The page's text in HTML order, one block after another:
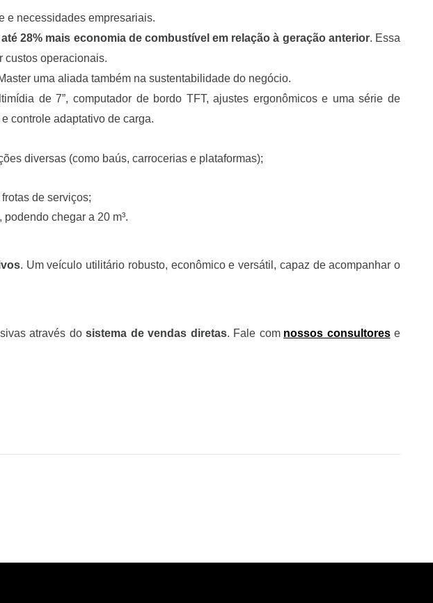
e necessidades empresariais.
28% mais economia de combustível em relação à geração anterior. Essa
custos operacionais.
uma aliada também na sustentabilidade do negócio.
de 7”, computador de bordo TFT, ajustes ergonômicos e uma série de
controle adaptativo de carga.
diversas (como baús, carrocerias e plataformas);
de serviços;
chegar a 20 m³.
. Um veículo utilitário robusto, econômico e versátil, capaz de acompanhar o
através dosistema de vendas diretas. Fale com nossos consultorese